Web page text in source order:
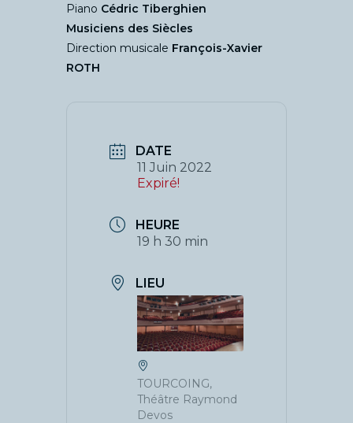
Piano Cédric Tiberghien
Musiciens des Siècles
Direction musicale François-Xavier
ROTH
DATE
11 Juin 2022
Expiré!
HEURE
19 h 30 min
LIEU
TOURCOING,
Théâtre Raymond
Devos